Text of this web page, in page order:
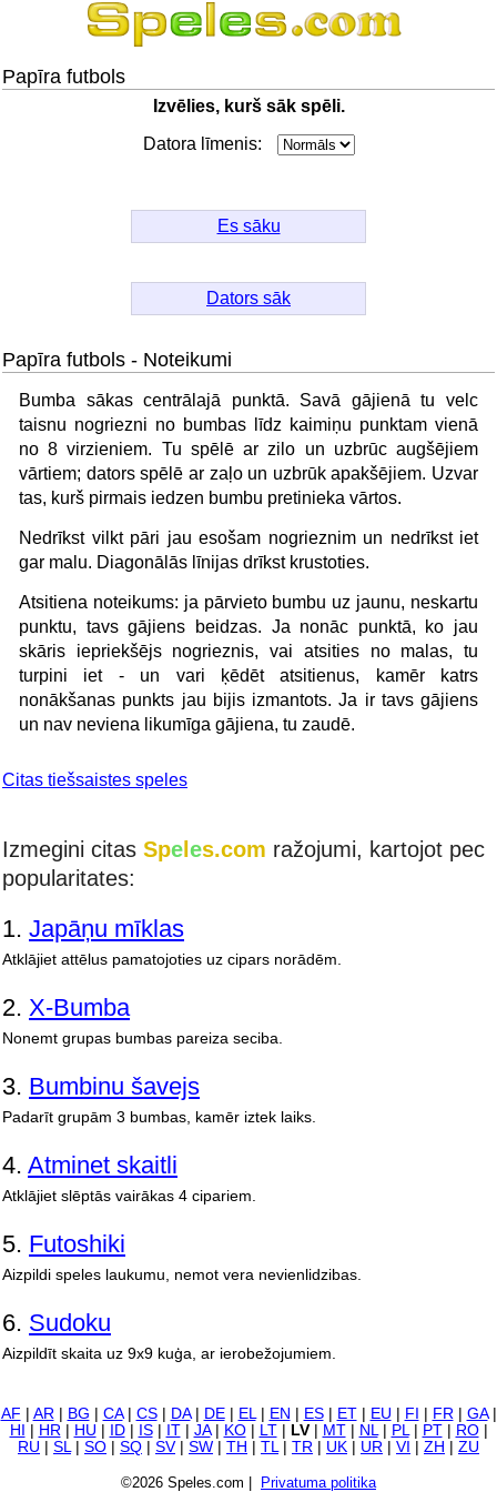
Papīra futbols
Izvēlies, kurš sāk spēli.
Datora līmenis:
Es sāku
Dators sāk
Papīra futbols - Noteikumi
Bumba sākas centrālajā punktā. Savā gājienā tu velc
taisnu nogriezni no bumbas līdz kaimiņu punktam vienā
no 8 virzieniem. Tu spēlē ar zilo un uzbrūc augšējiem
vārtiem; dators spēlē ar zaļo un uzbrūk apakšējiem. Uzvar
tas, kurš pirmais iedzen bumbu pretinieka vārtos.
Nedrīkst vilkt pāri jau esošam nogrieznim un nedrīkst iet
gar malu. Diagonālās līnijas drīkst krustoties.
Atsitiena noteikums: ja pārvieto bumbu uz jaunu, neskartu
punktu, tavs gājiens beidzas. Ja nonāc punktā, ko jau
skāris iepriekšējs nogrieznis, vai atsities no malas, tu
turpini iet - un vari ķēdēt atsitienus, kamēr katrs
nonākšanas punkts jau bijis izmantots. Ja ir tavs gājiens
un nav neviena likumīga gājiena, tu zaudē.
Citas tiešsaistes speles
Izmegini citas Spe es.com ražojumi, kartojot pec
popularitates:
1. Japāņu mīklas
Atklājiet attēlus pamatojoties uz cipars norādēm.
2. X-Bumba
Nonemt grupas bumbas pareiza seciba.
3. Bumbinu šavejs
Padarīt grupām 3 bumbas, kamēr iztek laiks.
4. Atminet skaitli
Atklājiet slēptās vairākas 4 cipariem.
5. Futoshiki
Aizpildi speles laukumu, nemot vera nevienlidzibas.
6. Sudoku
Aizpildīt skaita uz 9x9 kuģa, ar ierobežojumiem.
AF AR| BG CA| CS| DA| DE| EL| EN ES| ET| EU FI FR| GA|
HI
HR| HU ID| IS| IT| JA| KO| LT| LV| MT| NL| PL| PT| RO|
RU
SL| SO SQ SV| SW TH TL| TR UK UR VI ZH ZU
©2026 Speles.com | Privatuma politika